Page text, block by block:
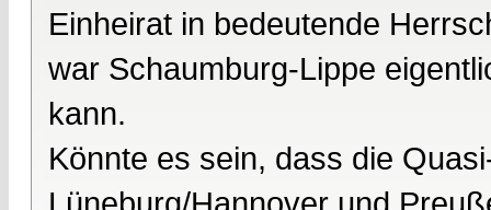
Einheirat in bedeutende
war Schaumburg-Lippe
kann.
Könnte es sein, dass die
Lüneburg/Hannover und